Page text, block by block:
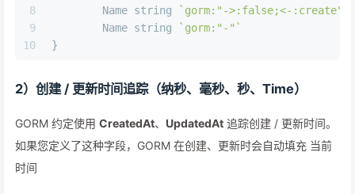
8
9
10
	Name
string
`gorm:"->:false;<-:create"`
	Name
string
`gorm:"-"`
}
2）创建 / 更新时间追踪（纳秒、毫秒、秒、Time）
GORM 约定使用 CreatedAt、 UpdatedAt 追踪创建 / 更新时间。
如果您定义了这种字段，GORM 在创建、更新时会自动填充 当前
时间